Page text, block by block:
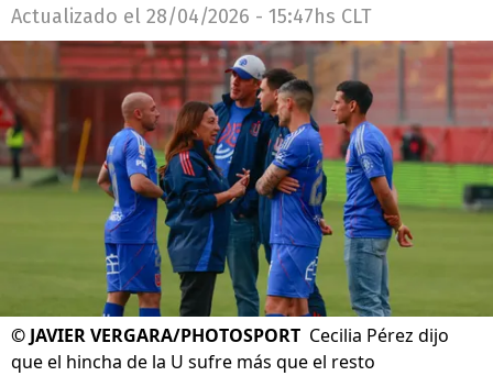
Actualizado el 28/04/2026 - 15:47hs CLT
©JAVIER VERGARA/PHOTOSPORT Cecilia Pérez dijo
que el hincha de la U sufre más que el resto